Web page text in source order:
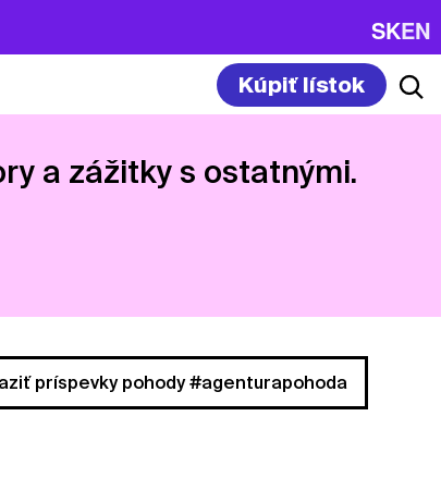
SKEN
Kúpiť lístok
a zážitky s ostatnými.
príspevky pohody #agenturapohoda